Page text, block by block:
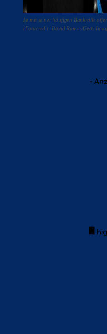
Ist mit seiner häufigen Bankrolle
(Fotocredit: David Ramos/Getty
-